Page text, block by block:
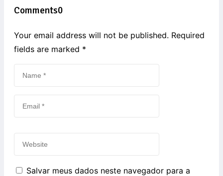
Comments0
Your email address will not be published. Required
fields are marked *
Salvar meus dados neste navegador para a